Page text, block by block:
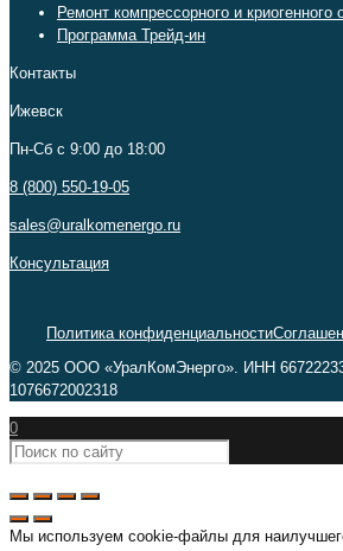
Ремонт компрессорного и криогенного
Программа Трейд-ин
Контакты
Ижевск
Пн-Сб c 9:00 до 18:00
8 (800) 550-19-05
sales@uralkomenergo.ru
Консультация
Политика конфиденциальности
© 2025 ООО «УралКомЭнерго». ИНН
1076672002318
0
Мы используем cookie-файлы для